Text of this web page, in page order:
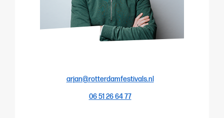
arjan@rotterdamfestivals.nl
06 51 26 64 77